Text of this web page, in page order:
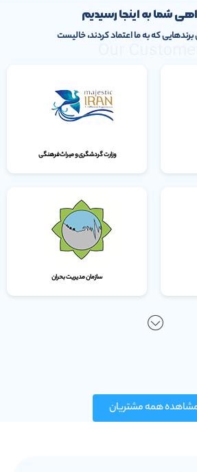
شما به اینجا رسیدیم
که به ما اعتماد کردند، خالیست
وزارت گردشگری و میراث‌فرهنگی
سازمان مدیریت بحران
همه مشتریان